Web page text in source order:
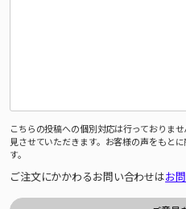
こちらの投稿への個別対応は行っておりま
見させていただきます。お客様の声をもと
す。
ご注文にかかわるお問い合わせはお